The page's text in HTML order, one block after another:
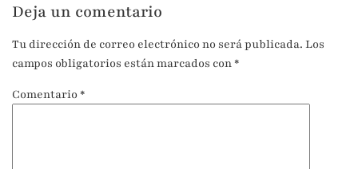
Deja un comentario
Tu dirección de correo electrónico no será publicada. Los
campos obligatorios están marcados con *
Comentario *